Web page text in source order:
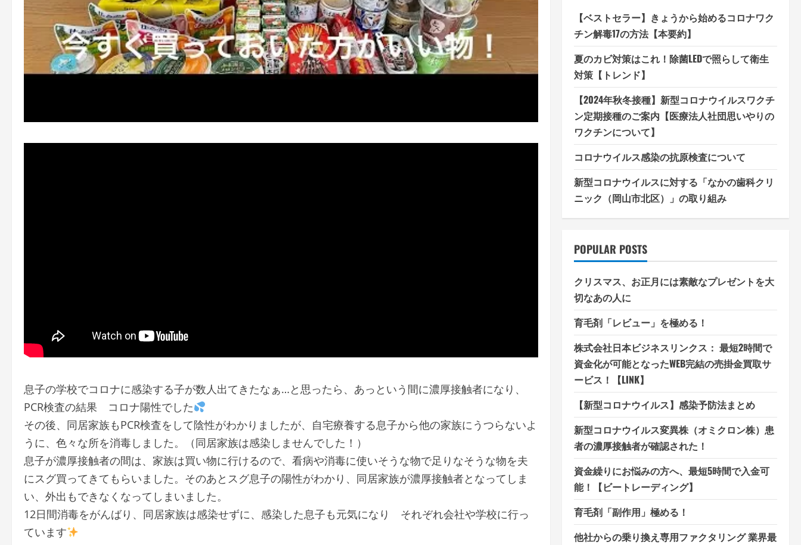
息子の学校でコロナに感染する子が数人出てきたなぁ…と思ったら、あっという間に濃厚接触者になり、
PCR検査の結果 コロナ陽性でした
その後、同居家族もPCR検査をして陰性がわかりましたが、自宅療養する息子から他の家族にうつらないよ
うに、色々な所を消毒しました。（同居家族は感染しませんでした！）
息子が濃厚接触者の間は、家族は買い物に行けるので、看病や消毒に使いそうな物で足りなそうな物を夫
にスグ買ってきてもらいました。そのあとスグ息子の陽性がわかり、同居家族が濃厚接触者となってしま
い、外出もできなくなってしまいました。
12日間消毒をがんばり、同居家族は感染せずに、感染した息子も元気になり それぞれ会社や学校に行っ
ています
【ベストセラー】きょうから始めるコロナワク
チン解毒17の方法【本要約】
夏のカビ対策はこれ！除菌LEDで照らして衛生
対策【トレンド】
【2024年秋冬接種】新型コロナウイルスワクチ
ン定期接種のご案内【医療法人社団思いやりの
ワクチンについて】
コロナウイルス感染の抗原検査について
新型コロナウイルスに対する「なかの歯科クリ
ニック（岡山市北区）」の取り組み
POPULAR POSTS
クリスマス、お正月には素敵なプレゼントを大
切なあの人に
育毛剤「レビュー」を極める！
株式会社日本ビジネスリンクス： 最短2時間で
資金化が可能となったWEB完結の売掛金買取サ
ービス！【LINK】
【新型コロナウイルス】感染予防法まとめ
新型コロナウイルス変異株（オミクロン株）患
者の濃厚接触者が確認された！
資金繰りにお悩みの方へ、最短5時間で入金可
能！【ビートレーディング】
育毛剤「副作用」極める！
他社からの乗り換え専用ファクタリング 業界最